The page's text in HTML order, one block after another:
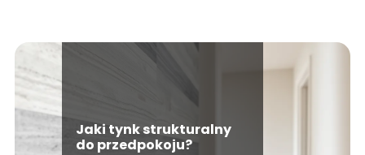
Jaki tynk strukturalny
do przedpokoju?